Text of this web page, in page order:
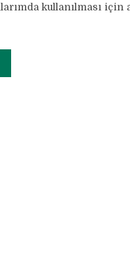
kullanılması için